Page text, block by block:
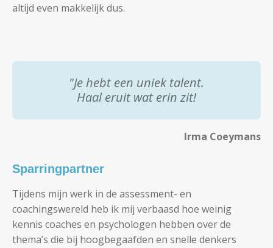
altijd even makkelijk dus.
"Je hebt een uniek talent.
Haal eruit wat erin zit!
Irma Coeymans
Sparringpartner
Tijdens mijn werk in de assessment- en
coachingswereld heb ik mij verbaasd hoe weinig
kennis coaches en psychologen hebben over de
thema’s die bij hoogbegaafden en snelle denkers